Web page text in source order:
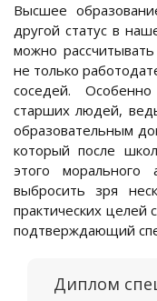
Высшее
другой статус в
можно
не только
соседей.
старших людей,
образовательным
который после
этого
выбросить зря
практических целей
подтверждающий
Диплом